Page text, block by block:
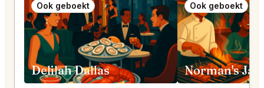
Ook geboekt
Delilah Dallas
Ook geboekt